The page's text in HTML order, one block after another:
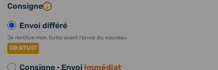
Consigne
Envoi différé
Je restitue mon turbo avant l'envoi du nouveau
GRATUIT
Consigne · Envoi immédiat